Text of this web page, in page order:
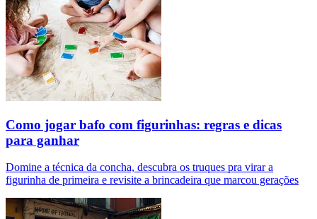
Como jogar bafo com figurinhas: regras e dicas
para ganhar
Domine a técnica da concha, descubra os truques pra virar a
figurinha de primeira e revisite a brincadeira que marcou gerações